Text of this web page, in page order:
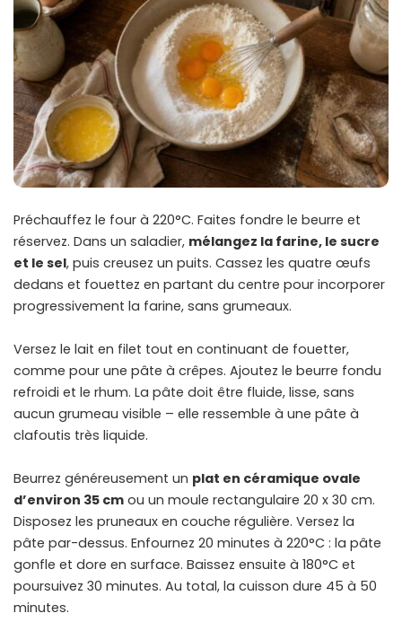
Préchauffez le four à 220°C. Faites fondre le beurre et
réservez. Dans un saladier, mélangez la farine, le sucre
et le sel, puis creusez un puits. Cassez les quatre œufs
dedans et fouettez en partant du centre pour incorporer
progressivement la farine, sans grumeaux.
Versez le lait en filet tout en continuant de fouetter,
comme pour une pâte à crêpes. Ajoutez le beurre fondu
refroidi et le rhum. La pâte doit être fluide, lisse, sans
aucun grumeau visible – elle ressemble à une pâte à
clafoutis très liquide.
Beurrez généreusement un plat en céramique ovale
d’environ 35 cm ou un moule rectangulaire 20 x 30 cm.
Disposez les pruneaux en couche régulière. Versez la
pâte par-dessus. Enfournez 20 minutes à 220°C : la pâte
gonfle et dore en surface. Baissez ensuite à 180°C et
poursuivez 30 minutes. Au total, la cuisson dure 45 à 50
minutes.